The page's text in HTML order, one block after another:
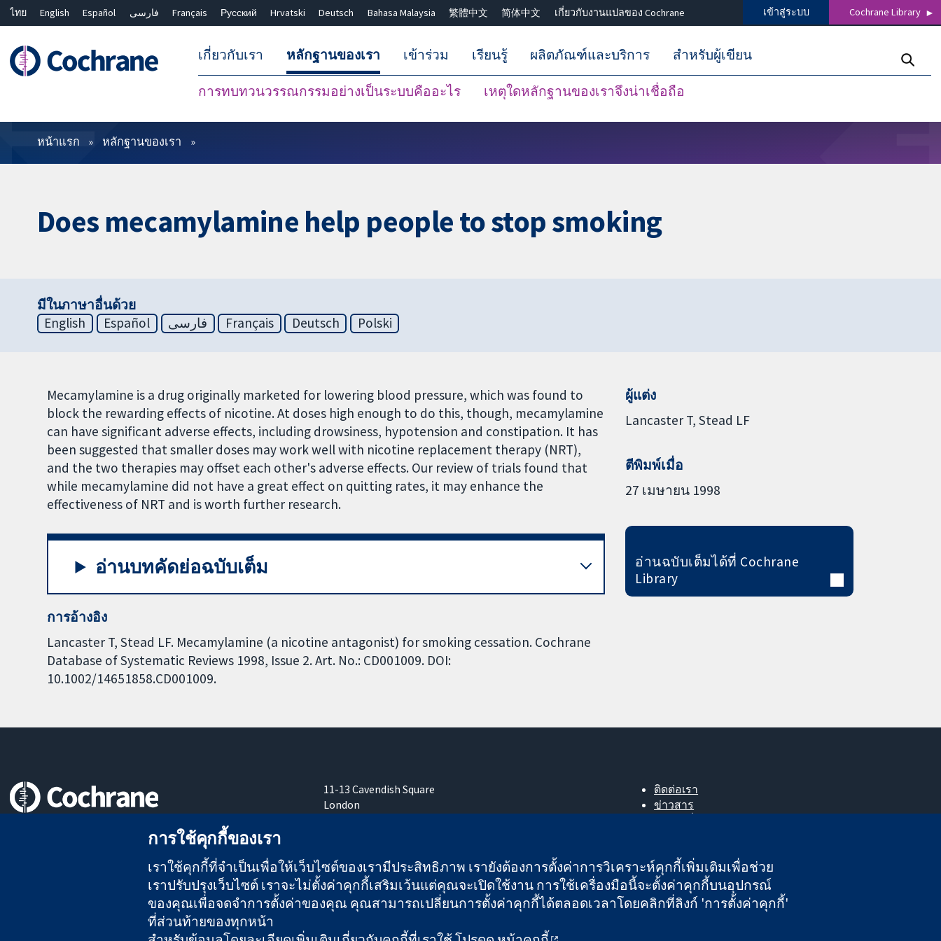
ไทย English Español فارسی Français Русский Hrvatski Deutsch Bahasa Malaysia 繁體中文 简体中文 เกี่ยวกับงานแปลของ Cochrane เข้าสู่ระบบ Cochrane Library
เกี่ยวกับเรา หลักฐานของเรา
การทบทวนวรรณกรรมอย่างเป็นระบบคืออะไร เหตุใดหลักฐานของเราจึงน่าเชื่อถือ
เข้าร่วม เรียนรู้ ผลิตภัณฑ์และบริการ สำหรับผู้เขียน
ตัวกรอง
หน้าแรก หลักฐานของเรา
Does mecamylamine help people to stop smoking
มีในภาษาอื่นด้วย
English
Español فارسی Français Deutsch Polski
Mecamylamine is a drug originally marketed for lowering blood pressure, which was found to
block the rewarding effects of nicotine. At doses high enough to do this, though, mecamylamine
can have significant adverse effects, including drowsiness, hypotension and constipation. It has
been suggested that smaller doses may work well with nicotine replacement therapy (NRT),
and the two therapies may offset each other's adverse effects. Our review of trials found that
while mecamylamine did not have a great effect on quitting rates, it may enhance the
effectiveness of NRT and is worth further research.
อ่านบทคัดย่อฉบับเต็ม
การอ้างอิง
Lancaster T, Stead LF. Mecamylamine (a nicotine antagonist) for smoking cessation. Cochrane
Database of Systematic Reviews 1998, Issue 2. Art. No.: CD001009. DOI:
10.1002/14651858.CD001009.
ผู้แต่ง
Lancaster T Stead LF
ตีพิมพ์เมื่อ
27 เมษายน 1998
อ่านฉบับเต็มได้ที่ Cochrane
Library
11-13 Cavendish Square
London
ติดต่อเรา
ข่าวสาร
Cochrane Library
The Cochrane Collaboration เป็นองค์กรการกุศล (เลขที่ 1045921) และบริษัทจำกัดโดยการค้ำประกัน (เลขที่ 03044323) ที่จดทะเบียนในอังกฤษและเวลส์ หมายเลขจดทะเบียนภาษีมูลค่าเพิ่ม GB 718 2127 49
การใช้คุกกี้ของเรา
เราใช้คุกกี้ที่จำเป็นเพื่อให้เว็บไซต์ของเรามีประสิทธิภาพ เรายังต้องการตั้งค่าการวิเคราะห์คุกกี้เพิ่มเติมเพื่อช่วย
เราปรับปรุงเว็บไซต์ เราจะไม่ตั้งค่าคุกกี้เสริมเว้นแต่คุณจะเปิดใช้งาน การใช้เครื่องมือนี้จะตั้งค่าคุกกี้บนอุปกรณ์
ของคุณเพื่อจดจำการตั้งค่าของคุณ คุณสามารถเปลี่ยนการตั้งค่าคุกกี้ได้ตลอดเวลาโดยคลิกที่ลิงก์ 'การตั้งค่าคุกกี้'
ที่ส่วนท้ายของทุกหน้า